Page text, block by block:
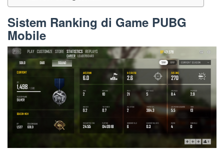
Sistem Ranking di Game PUBG
Mobile